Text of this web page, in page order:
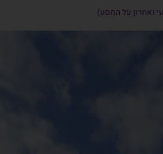
ואחרון על המסע)